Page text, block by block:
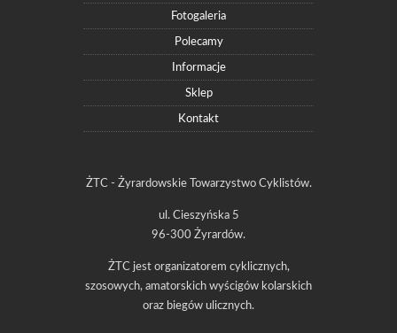
Fotogaleria
Polecamy
Informacje
Sklep
Kontakt
ŻTC - Żyrardowskie Towarzystwo Cyklistów.
ul. Cieszyńska 5
96-300 Żyrardów.
ŻTC jest organizatorem cyklicznych,
szosowych, amatorskich wyścigów kolarskich
oraz biegów ulicznych.